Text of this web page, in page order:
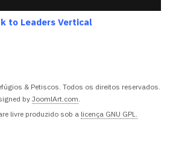
& Petiscos. Todos os direitos reservados.
by JoomlArt.com.
livre produzido sob a licença GNU GPL.